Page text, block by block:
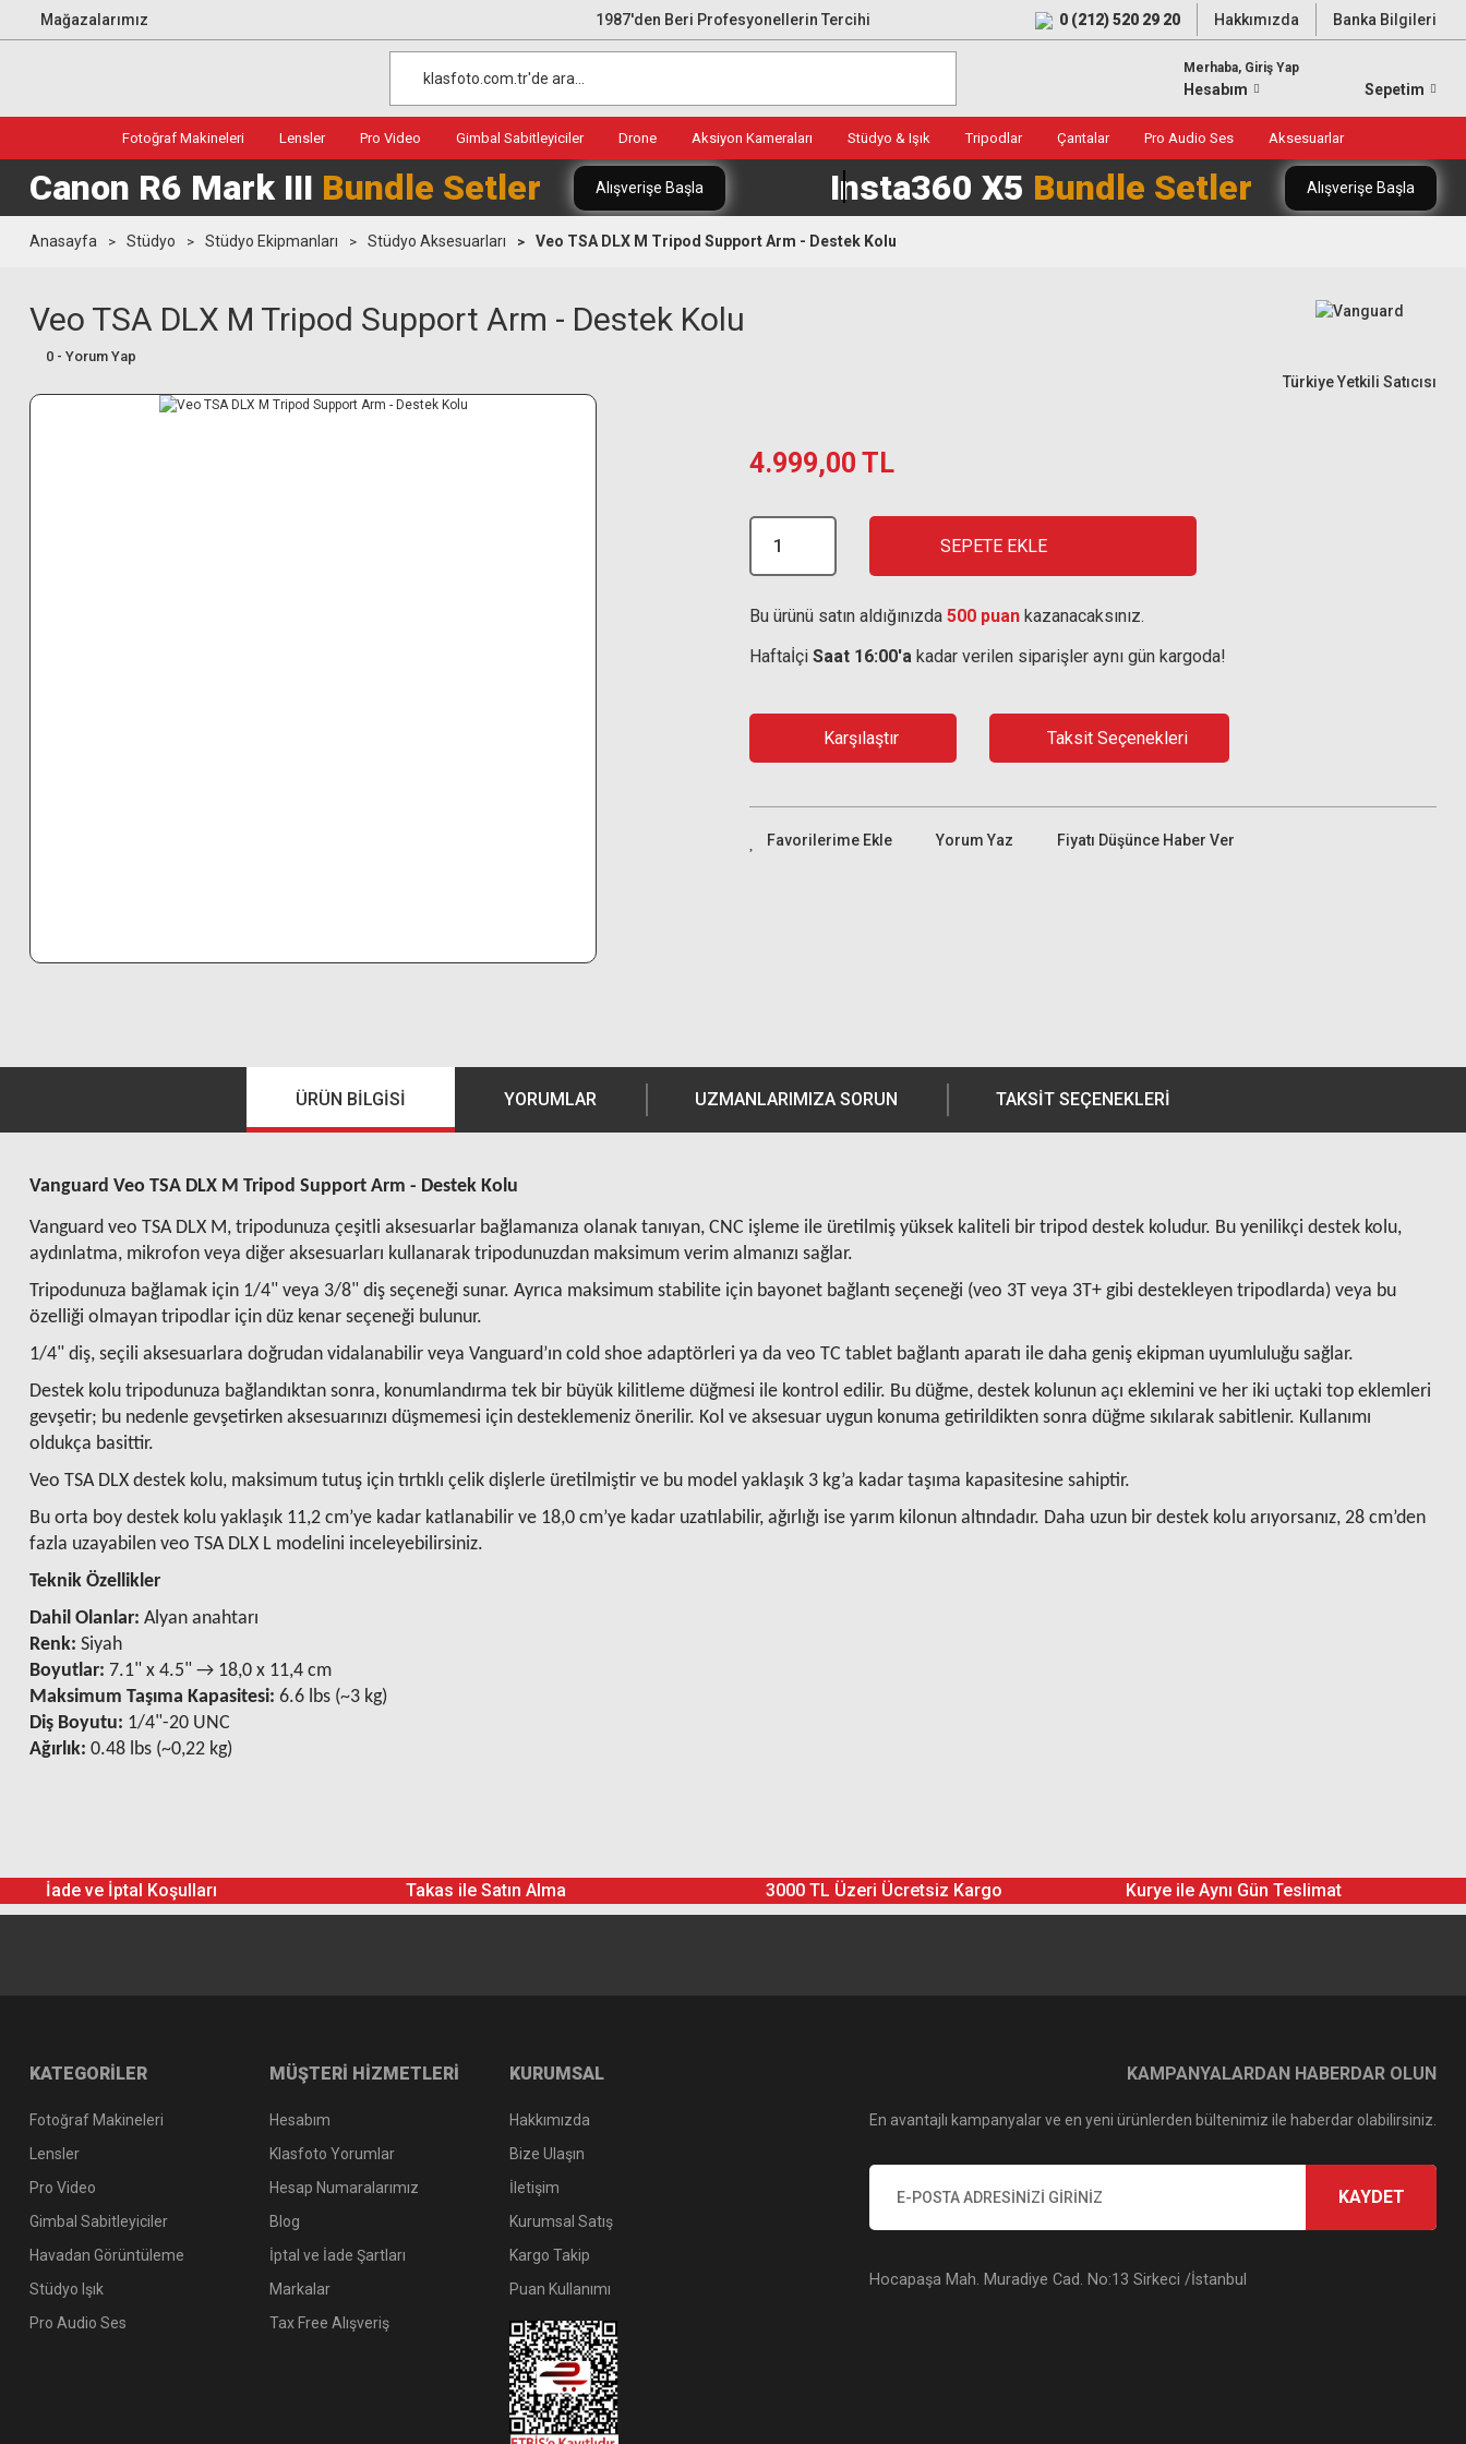
Mağazalarımız 1987'den Beri Profesyonellerin Tercihi 0 (212) 520 29 20 Hakkımızda Banka Bilgileri
Merhaba, Giriş Yap
Hesabım Sepetim
Fotoğraf Makineleri Lensler Pro Video Gimbal Sabitleyiciler Drone Aksiyon Kameraları Stüdyo & Işık Tripodlar Çantalar Pro Audio Ses Aksesuarlar
Canon R6 Mark III Bundle Setler Alışverişe Başla Insta360 X5 Bundle Setler Alışverişe Başla
Anasayfa Stüdyo Stüdyo Ekipmanları Stüdyo Aksesuarları Veo TSA DLX M Tripod Support Arm - Destek Kolu
Veo TSA DLX M Tripod Support Arm - Destek Kolu
0 - Yorum Yap
Türkiye Yetkili Satıcısı
4.999,00 TL
SEPETE EKLE
Bu ürünü satın aldığınızda 500 puan kazanacaksınız.
Haftaİçi Saat 16:00'a kadar verilen siparişler aynı gün kargoda!
Karşılaştır Taksit Seçenekleri
Yorum Yaz Fiyatı Düşünce Haber Ver
ÜRÜN BILGISI YORUMLAR UZMANLARIMIZA SORUN TAKSIT SEÇENEKLERI
Vanguard Veo TSA DLX M Tripod Support Arm - Destek Kolu
Vanguard veo TSA DLX M, tripodunuza çeşitli aksesuarlar bağlamanıza olanak tanıyan, CNC işleme ile üretilmiş yüksek kaliteli bir tripod destek koludur. Bu yenilikçi destek kolu,
aydınlatma, mikrofon veya diğer aksesuarları kullanarak tripodunuzdan maksimum verim almanızı sağlar.
Tripodunuza bağlamak için 1/4" veya 3/8" diş seçeneği sunar. Ayrıca maksimum stabilite için bayonet bağlantı seçeneği (veo 3T veya 3T+ gibi destekleyen tripodlarda) veya bu
özelliği olmayan tripodlar için düz kenar seçeneği bulunur.
1/4" diş, seçili aksesuarlara doğrudan vidalanabilir veya Vanguard’ın cold shoe adaptörleri ya da veo TC tablet bağlantı aparatı ile daha geniş ekipman uyumluluğu sağlar.
Destek kolu tripodunuza bağlandıktan sonra, konumlandırma tek bir büyük kilitleme düğmesi ile kontrol edilir. Bu düğme, destek kolunun açı eklemini ve her iki uçtaki top eklemleri
gevşetir; bu nedenle gevşetirken aksesuarınızı düşmemesi için desteklemeniz önerilir. Kol ve aksesuar uygun konuma getirildikten sonra düğme sıkılarak sabitlenir. Kullanımı
oldukça basittir.
Veo TSA DLX destek kolu, maksimum tutuş için tırtıklı çelik dişlerle üretilmiştir ve bu model yaklaşık 3 kg’a kadar taşıma kapasitesine sahiptir.
Bu orta boy destek kolu yaklaşık 11,2 cm’ye kadar katlanabilir ve 18,0 cm’ye kadar uzatılabilir, ağırlığı ise yarım kilonun altındadır. Daha uzun bir destek kolu arıyorsanız, 28 cm’den
fazla uzayabilen veo TSA DLX L modelini inceleyebilirsiniz.
Teknik Özellikler
Dahil Olanlar: Alyan anahtarı
Renk: Siyah
Boyutlar: 7.1" x 4.5" → 18,0 x 11,4 cm
Maksimum Taşıma Kapasitesi: 6.6 lbs (~3 kg)
Diş Boyutu: 1/4"-20 UNC
Ağırlık: 0.48 lbs (~0,22 kg)
İade ve İptal Koşulları Takas ile Satın Alma 3000 TL Üzeri Ücretsiz Kargo Kurye ile Aynı Gün Teslimat
KATEGORİLER
Fotoğraf Makineleri
Lensler
Pro Video
Gimbal Sabitleyiciler
Havadan Görüntüleme
Stüdyo Işık
Pro Audio Ses
MÜŞTERİ HİZMETLERİ
Hesabım
Klasfoto Yorumlar
Hesap Numaralarımız
Blog
İptal ve İade Şartları
Markalar
Tax Free Alışveriş
KURUMSAL
Hakkımızda
Bize Ulaşın
İletişim
Kurumsal Satış
Kargo Takip
Puan Kullanımı
KAMPANYALARDAN HABERDAR OLUN
En avantajlı kampanyalar ve en yeni ürünlerden bültenimiz ile haberdar olabilirsiniz.
KAYDET
Hocapaşa Mah. Muradiye Cad. No:13 Sirkeci /İstanbul